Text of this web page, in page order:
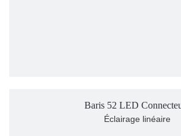
Baris 52 LED
Éclairage linéaire